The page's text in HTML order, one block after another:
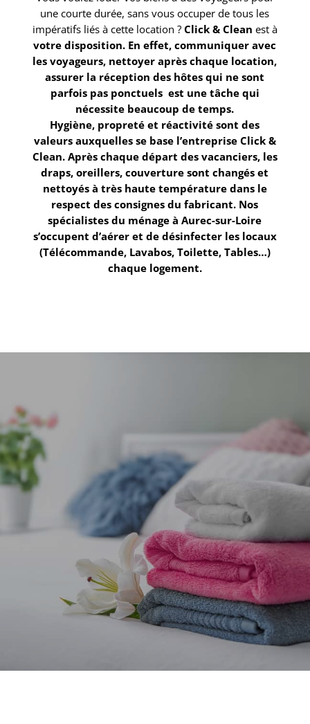
une courte durée, sans vous occuper de tous les
impératifs liés à cette location ? Click & Clean est à
votre disposition. En effet, communiquer avec
les voyageurs, nettoyer après chaque location,
assurer la réception des hôtes qui ne sont
parfois pas ponctuels est une tâche qui
nécessite beaucoup de temps.
Hygiène, propreté et réactivité sont des
valeurs auxquelles se base l’entreprise Click &
Clean. Après chaque départ des vacanciers, les
draps, oreillers, couverture sont changés et
nettoyés à très haute température dans le
respect des consignes du fabricant. Nos
spécialistes du ménage à Aurec-sur-Loire
s’occupent d’aérer et de désinfecter les locaux
(Télécommande, Lavabos, Toilette, Tables…)
chaque logement.